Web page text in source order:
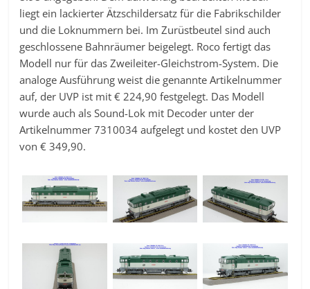
liegt ein lackierter Ätzschildersatz für die Fabrikschilder
und die Loknummern bei. Im Zurüstbeutel sind auch
geschlossene Bahnräumer beigelegt. Roco fertigt das
Modell nur für das Zweileiter-Gleichstrom-System. Die
analoge Ausführung weist die genannte Artikelnummer
auf, der UVP ist mit € 224,90 festgelegt. Das Modell
wurde auch als Sound-Lok mit Decoder unter der
Artikelnummer 7310034 aufgelegt und kostet den UVP
von € 349,90.